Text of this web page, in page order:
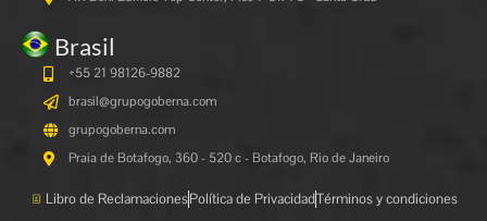
Brasil
+55 21 98126-9882
brasil@grupogoberna.com
grupogoberna.com
Praia de Botafogo, 360 - 520 c - Botafogo, Rio de Janeiro
Libro de ReclamacionesPolítica de PrivacidadTérminos y condiciones